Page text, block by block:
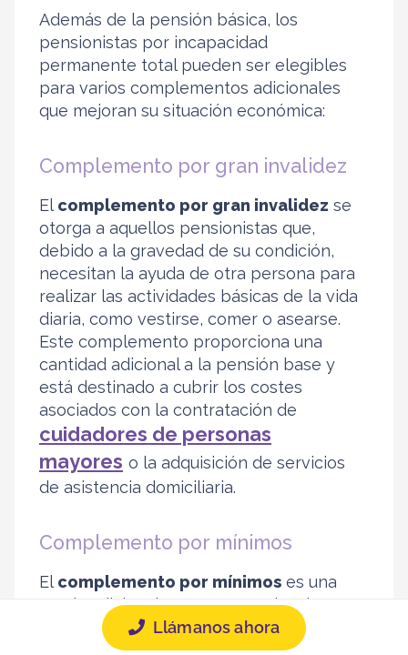
Además de la pensión básica, los
pensionistas por incapacidad
permanente total pueden ser elegibles
para varios complementos adicionales
que mejoran su situación económica:
Complemento por gran invalidez
Elcomplemento por gran invalidez se
otorga a aquellos pensionistas que,
debido a la gravedad de su condición,
necesitan la ayuda de otra persona para
realizar las actividades básicas de la vida
diaria, como vestirse, comer o asearse.
Este complemento proporciona una
cantidad adicional a la pensión base y
está destinado a cubrir los costes
asociados con la contratación de
cuidadores de personas
mayores o la adquisición de servicios
de asistencia domiciliaria.
Complemento por mínimos
Elcomplemento por mínimos es una
ayuda adicional que se concede a los
pensionistas cuya pensión no alcanza el
importe mínimo establecido por la ley.
Llámanos ahora